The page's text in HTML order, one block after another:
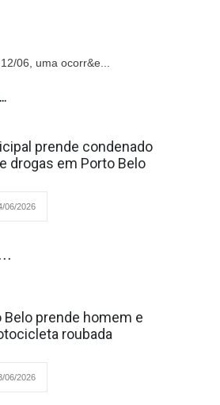
06, uma ocorr&e...
prende condenado
drogas em Porto Belo
06/2026
Belo prende homem e
roubada
06/2026